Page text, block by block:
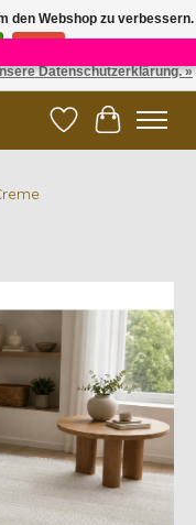
×
Wunschzettel
Ihr
den Webshop zu verbessern.
Datenschutzerklärung. »